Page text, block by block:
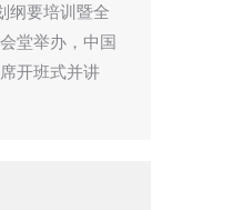
纲要培训暨全
堂举办，中国
开班式并讲